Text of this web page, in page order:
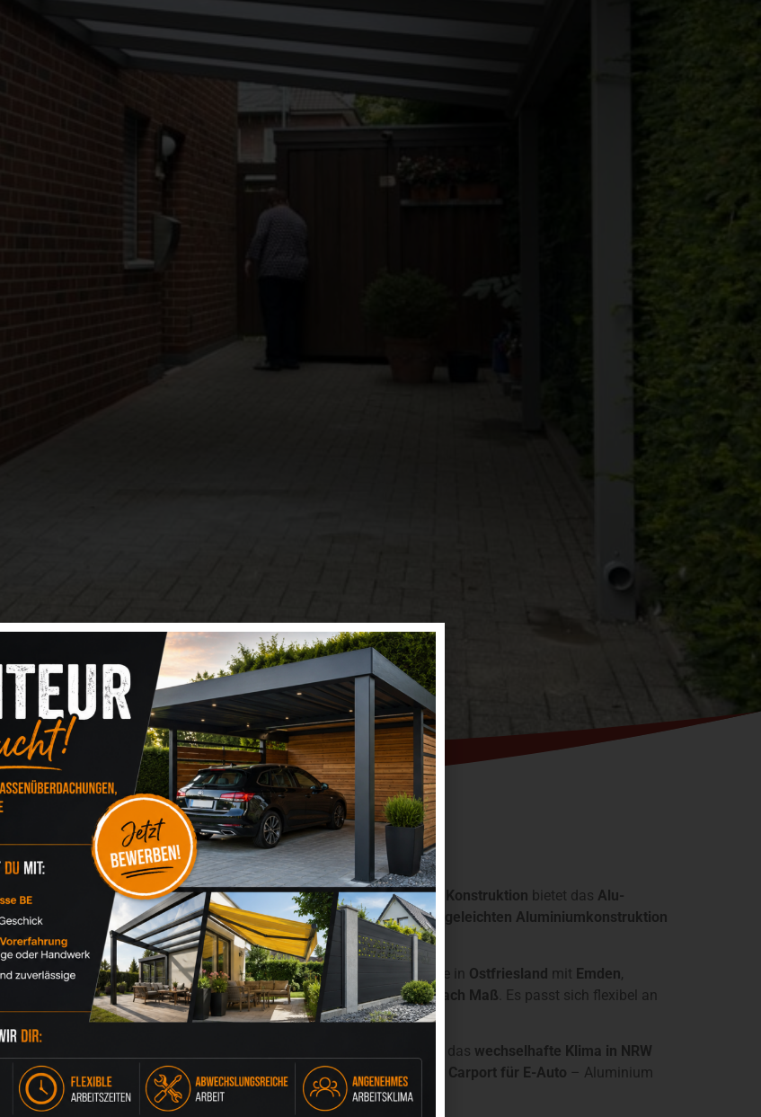
Lösung für den zuverlässigenSchutz von Fahrzeugen. Alsoffene Konstruktion bietet das Alu-
Regen, HagelundUV-Strahlung. Dank derrostfreienundpflegeleichten Aluminiumkonstruktion
Einsatz im Außenbereich.
,Ahlen,Ennigerloh,Hamm,Gütersloh,Bielefeldund sowie in Ostfriesland mit Emden,
sich immer mehr Hausbesitzer für einAluminium-Carport nach Maß . Es passt sich flexibel an
an und ist eine stilvolle Alternative zur klassischen Garage.
optimal für das wechselhafte Klima in NRW
Ob als Einzelcarport,Doppelcarport,Carport mit Geräteraum Carport für E-Auto – Aluminium
.